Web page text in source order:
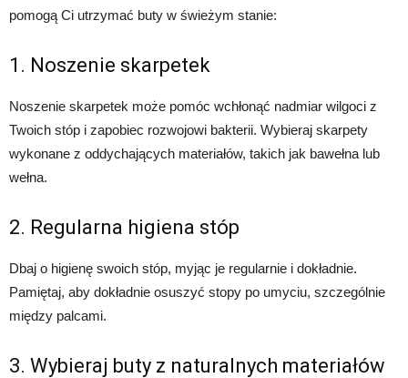
pomogą Ci utrzymać buty w świeżym stanie:
1. Noszenie skarpetek
Noszenie skarpetek może pomóc wchłonąć nadmiar wilgoci z
Twoich stóp i zapobiec rozwojowi bakterii. Wybieraj skarpety
wykonane z oddychających materiałów, takich jak bawełna lub
wełna.
2. Regularna higiena stóp
Dbaj o higienę swoich stóp, myjąc je regularnie i dokładnie.
Pamiętaj, aby dokładnie osuszyć stopy po umyciu, szczególnie
między palcami.
3. Wybieraj buty z naturalnych materiałów